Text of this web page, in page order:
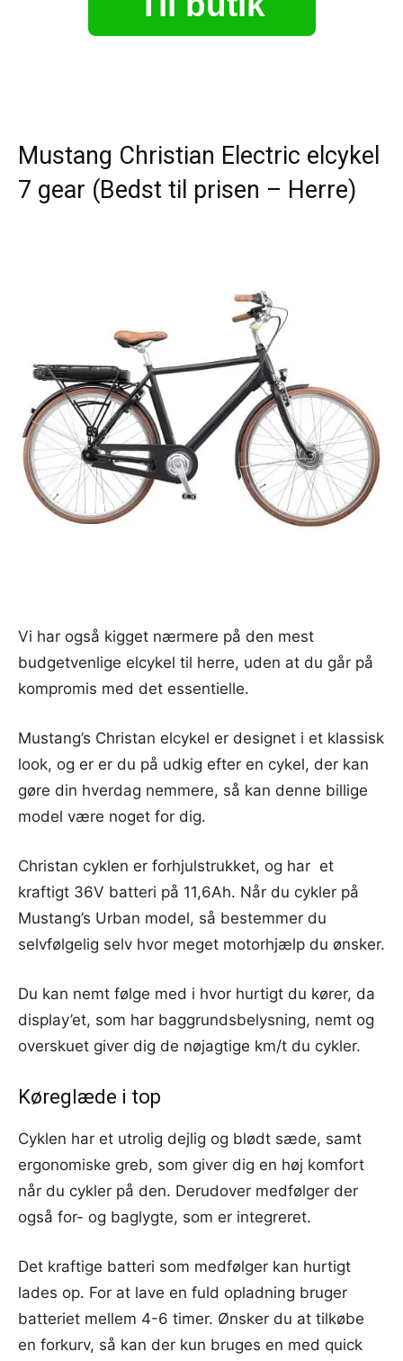
Mustang Christian Electric elcykel
7 gear (Bedst til prisen – Herre)
Vi har også kigget nærmere på den mest
budgetvenlige elcykel til herre, uden at du går på
kompromis med det essentielle.
Mustang’s Christan elcykel er designet i et klassisk
look, og er er du på udkig efter en cykel, der kan
gøre din hverdag nemmere, så kan denne billige
model være noget for dig.
Christan cyklen er forhjulstrukket, og har et
kraftigt 36V batteri på 11,6Ah. Når du cykler på
Mustang’s Urban model, så bestemmer du
selvfølgelig selv hvor meget motorhjælp du ønsker.
Du kan nemt følge med i hvor hurtigt du kører, da
display’et, som har baggrundsbelysning, nemt og
overskuet giver dig de nøjagtige km/t du cykler.
Køreglæde i top
Cyklen har et utrolig dejlig og blødt sæde, samt
ergonomiske greb, som giver dig en høj komfort
når du cykler på den. Derudover medfølger der
også for- og baglygte, som er integreret.
Det kraftige batteri som medfølger kan hurtigt
lades op. For at lave en fuld opladning bruger
batteriet mellem 4-6 timer. Ønsker du at tilkøbe
en forkurv, så kan der kun bruges en med quick